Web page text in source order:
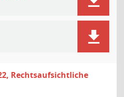
Rechtsaufsichtliche